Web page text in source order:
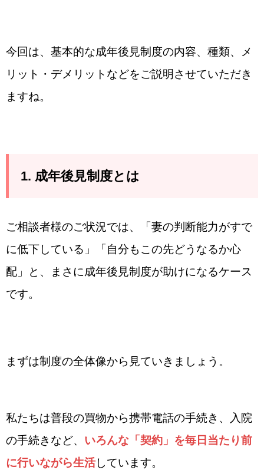
今回は、基本的な成年後見制度の内容、種類、メ
リット・デメリットなどをご説明させていただき
ますね。
1. 成年後見制度とは
ご相談者様のご状況では、「妻の判断能力がすで
に低下している」「自分もこの先どうなるか心
配」と、まさに成年後見制度が助けになるケース
です。
まずは制度の全体像から見ていきましょう。
私たちは普段の買物から携帯電話の手続き、入院
の手続きなど、 いろんな「契約」を毎日当たり前
に行いながら生活しています。